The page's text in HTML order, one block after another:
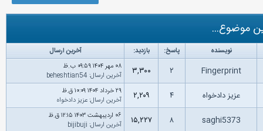
موضوع...
نویسنده پاسخ: بازدید: آخرین ارسال
Fingerprint ۲ ۳,۳۰۰
۰۸ مهر ۱۴۰۴ ۰۹:۵۹ ب.ظ
آخرین ارسال:
beheshtian54
عزیز دادخواه ۴ ۲,۲۰۹
۲۹ خرداد ۱۴۰۴ ۱۰:۰۹ ق.ظ
آخرین ارسال:عزیز دادخواه
saghi5373 ۸ ۱۵,۲۲۷
۰۶ اردیبهشت ۱۴۰۳ ۱۲:۱۵ ق.ظ
آخرین ارسال:
bijibuji